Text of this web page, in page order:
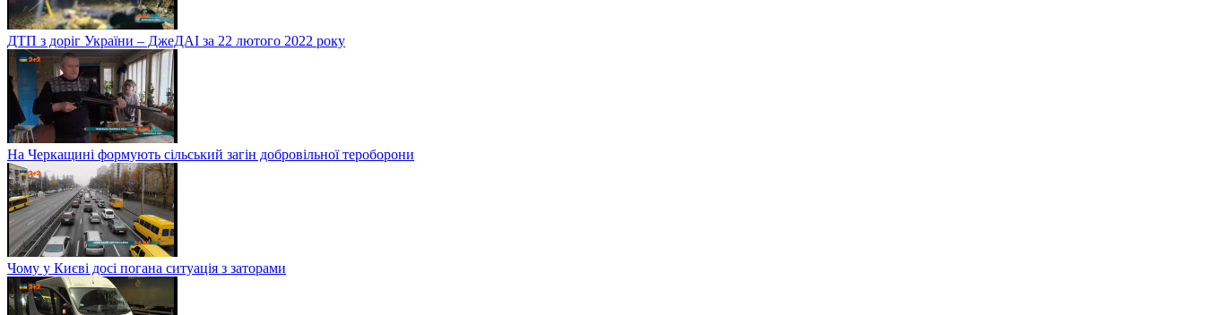
ДТП з доріг України – ДжеДАІ за 22 лютого 2022 року
На Черкащині формують сільський загін добровільної тероборони
Чому у Києві досі погана ситуація з заторами